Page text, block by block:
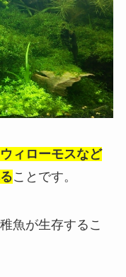
ィローモスなど
ことです。
魚が生存するこ